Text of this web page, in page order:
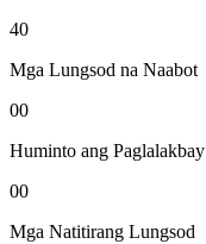
40
Mga Lungsod na Naabot
00
Huminto ang Paglalakbay
00
Mga Natitirang Lungsod